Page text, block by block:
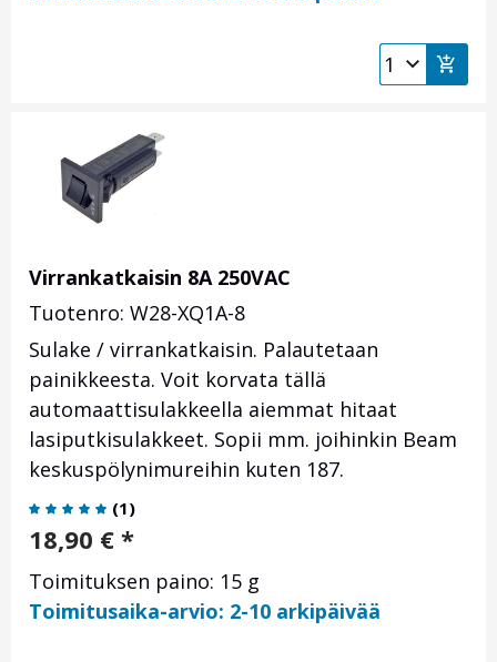
Virrankatkaisin 8A 250VAC
Tuotenro: W28-XQ1A-8
Sulake / virrankatkaisin. Palautetaan
painikkeesta. Voit korvata tällä
automaattisulakkeella aiemmat hitaat
lasiputkisulakkeet. Sopii mm. joihinkin Beam
keskuspölynimureihin kuten 187.
(1)
18,90 € *
Toimituksen paino: 15 g
Toimitusaika-arvio: 2-10 arkipäivää